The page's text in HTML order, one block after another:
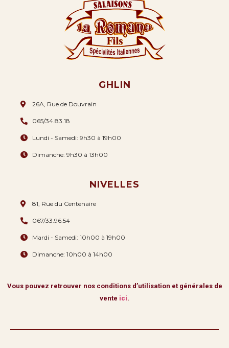
GHLIN
26A, Rue de Douvrain
065/34.83.18
Lundi - Samedi: 9h30 à 19h00
Dimanche: 9h30 à 13h00
NIVELLES
81, Rue du Centenaire
067/33.96.54
Mardi - Samedi: 10h00 à 19h00
Dimanche: 10h00 à 14h00
Vous pouvez retrouver nos conditions d’utilisation et générales de
vente ici.